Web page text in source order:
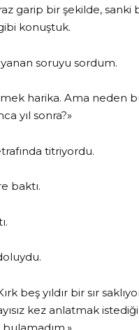
garip bir şekilde, sanki
konuştuk.
soruyu sordum.
harika. Ama neden
yıl sonra?»
titriyordu.
baktı.
beş yıldır bir sır
kez anlatmak